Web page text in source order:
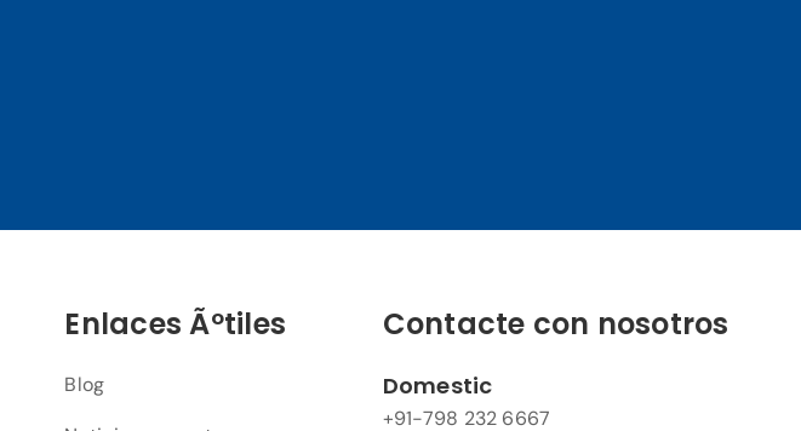
Enlaces Ãºtiles
Blog
Contacte con nosotros
Domestic
+91-798 232 6667